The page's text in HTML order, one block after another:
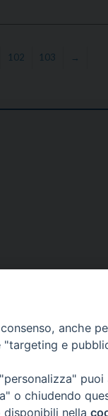
102 103 →
anche
e
o chiudendo
nella